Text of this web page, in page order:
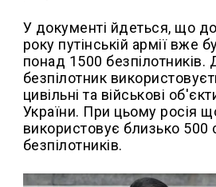
У документі йдеться, що
року путінській армії вже
понад 1500 безпілотників.
безпілотник
цивільні та військові
України. При цьому росія
використовує близько 500
безпілотників.